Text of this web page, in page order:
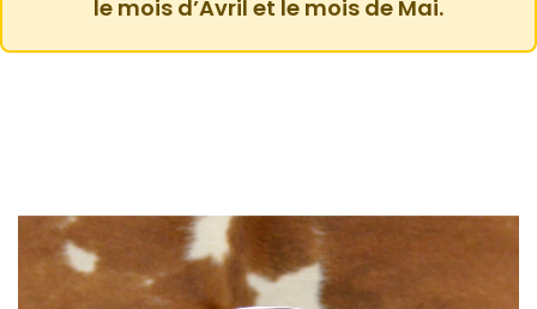
le mois d’Avril et le mois de Mai.